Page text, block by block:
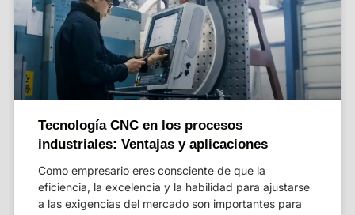
Tecnología CNC en los procesos
industriales: Ventajas y aplicaciones
Como empresario eres consciente de que la
eficiencia, la excelencia y la habilidad para ajustarse
a las exigencias del mercado son importantes para